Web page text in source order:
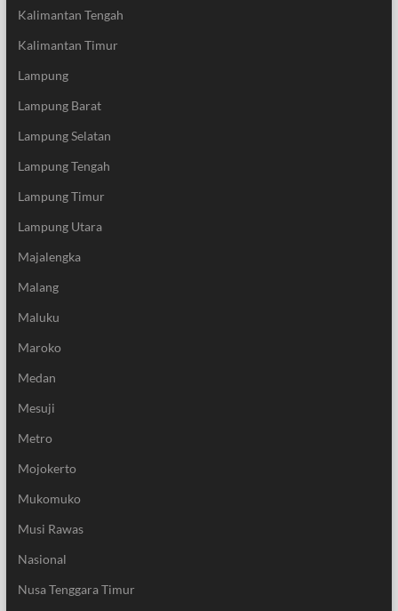
Kalimantan Tengah
Kalimantan Timur
Lampung
Lampung Barat
Lampung Selatan
Lampung Tengah
Lampung Timur
Lampung Utara
Majalengka
Malang
Maluku
Maroko
Medan
Mesuji
Metro
Mojokerto
Mukomuko
Musi Rawas
Nasional
Nusa Tenggara Timur